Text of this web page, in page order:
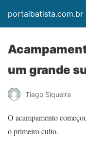
portalbatista.com.br
um grande
Tiago Siqueira
O acampamento
o primeiro culto.